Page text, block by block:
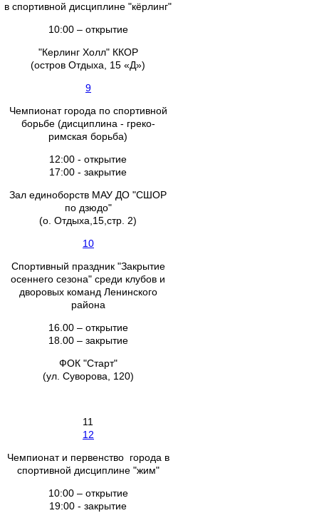
в спортивной дисциплине "кёрлинг"
10:00 – открытие
"Керлинг Холл" ККОР
(остров Отдыха, 15 «Д»)
9
Чемпионат города по спортивной
борьбе (дисциплина - греко-
римская борьба)
12:00 - открытие
17:00 - закрытие
Зал единоборств МАУ ДО "СШОР
по дзюдо"
(о. Отдыха,15,стр. 2)
10
Спортивный праздник "Закрытие
осеннего сезона" среди клубов и
дворовых команд Ленинского
района
16.00 – открытие
18.00 – закрытие
ФОК "Старт"
(ул. Суворова, 120)
11
12
Чемпионат и первенство города в
спортивной дисциплине "жим"
10:00 – открытие
19:00 - закрытие